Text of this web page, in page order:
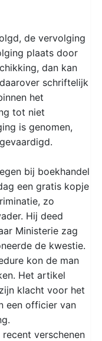
de vervolging
plaats door
dan kan
schriftelijk
het
tot niet
is genomen,
bij boekhandel
een gratis kopje
zo
Hij deed
Ministerie zag
de kwestie.
kon de man
Het artikel
klacht voor het
een officier van
verschenen